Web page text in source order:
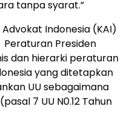
tanpa syarat.”
Indonesia (KAI)
Peraturan Presiden
dan hierarki peraturan
yang ditetapkan
UU sebagaimana
7 UU N0.12 Tahun